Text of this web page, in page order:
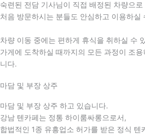
숙련된 전담 기사님이 직접 배정된 차량으
처음 방문하시는 분들도 안심하고 이용하실
차량 이동 중에는 편하게 휴식을 취하실 수
가게에 도착하실 때까지의 모든 과정이 조
니다.
마담 및 부장 상주
마담 및 부장 상주 하고 있습니다.
강남 텐카페는 정통 하이룸싸롱으로서,
합법적인 1종 유흥업소 허가를 받은 정식 텐